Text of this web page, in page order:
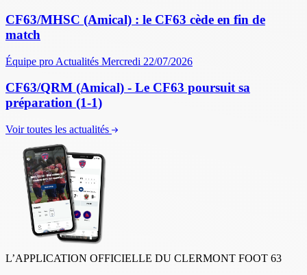
CF63/MHSC (Amical) : le CF63 cède en fin de
match
Équipe pro Actualités Mercredi 22/07/2026
CF63/QRM (Amical) - Le CF63 poursuit sa
préparation (1-1)
Voir toutes les actualités
L’APPLICATION OFFICIELLE DU CLERMONT FOOT 63